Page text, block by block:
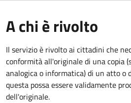
A chi è rivolto
Il servizio è rivolto ai cittadini che
conformità all'originale di una copia
analogica o informatica) di un atto o
questa possa essere validamente
dell'originale.